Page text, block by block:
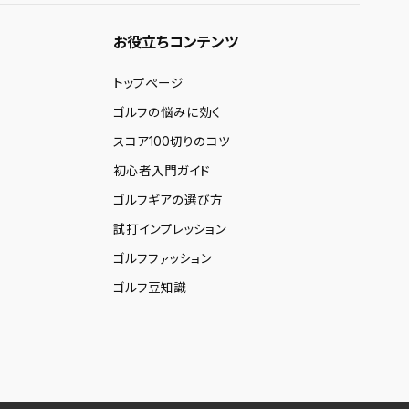
お役立ちコンテンツ
トップページ
ゴルフの悩みに効く
スコア100切りのコツ
初心者入門ガイド
ゴルフギアの選び方
試打インプレッション
ゴルフファッション
ゴルフ豆知識